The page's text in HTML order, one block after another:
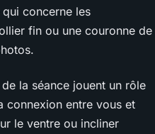
qui concerne les
fin ou une couronne de
la séance jouent un rôle
connexion entre vous et
le ventre ou incliner